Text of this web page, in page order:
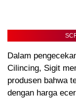
Dalam
Cilincing, Sigit
produsen bahwa
dengan harga